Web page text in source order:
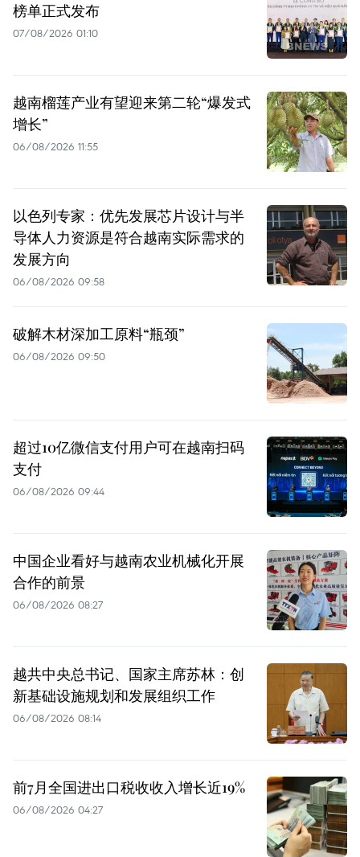
榜单正式发布
07/08/2026 01:10
越南榴莲产业有望迎来第二轮“爆发式
增长”
06/08/2026 11:55
以色列专家：优先发展芯片设计与半
导体人力资源是符合越南实际需求的
发展方向
06/08/2026 09:58
破解木材深加工原料“瓶颈”
06/08/2026 09:50
超过10亿微信支付用户可在越南扫码
支付
06/08/2026 09:44
中国企业看好与越南农业机械化开展
合作的前景
06/08/2026 08:27
越共中央总书记、国家主席苏林：创
新基础设施规划和发展组织工作
06/08/2026 08:14
前7月全国进出口税收收入增长近19%
06/08/2026 04:27